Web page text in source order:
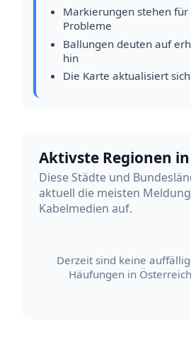
Markierungen stehen
Probleme
Ballungen deuten auf
hin
Die Karte aktualisiert
Aktivste Regionen
Diese Städte und
aktuell die meisten
Kabelmedien auf.
Derzeit sind keine
Häufungen in